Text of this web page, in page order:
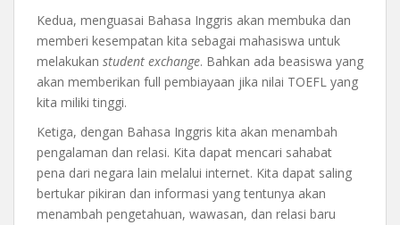
Kedua, menguasai Bahasa Inggris akan membuka dan
memberi kesempatan kita sebagai mahasiswa untuk
melakukan student exchange. Bahkan ada beasiswa yang
akan memberikan full pembiayaan jika nilai TOEFL yang
kita miliki tinggi.
Ketiga, dengan Bahasa Inggris kita akan menambah
pengalaman dan relasi. Kita dapat mencari sahabat
pena dari negara lain melalui internet. Kita dapat saling
bertukar pikiran dan informasi yang tentunya akan
menambah pengetahuan, wawasan, dan relasi baru